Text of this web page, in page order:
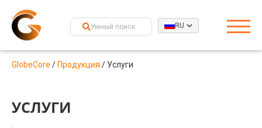
RU
GlobeCore / Продукция / Услуги
УСЛУГИ